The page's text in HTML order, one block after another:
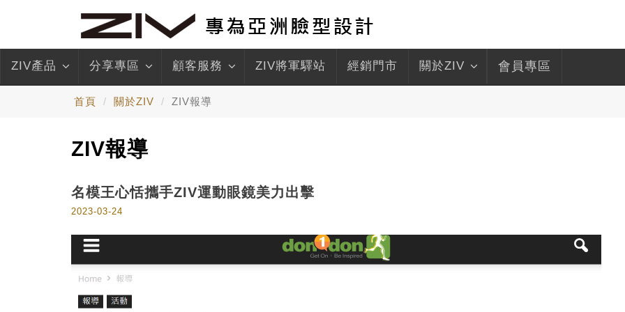
ZIV產品 分享專區 顧客服務 ZIV將軍驛站 經銷門市 關於ZIV 會員專區
首頁 關於ZIV ZIV報導
ZIV報導
名模王心恬攜手ZIV運動眼鏡美力出擊
2023-03-24